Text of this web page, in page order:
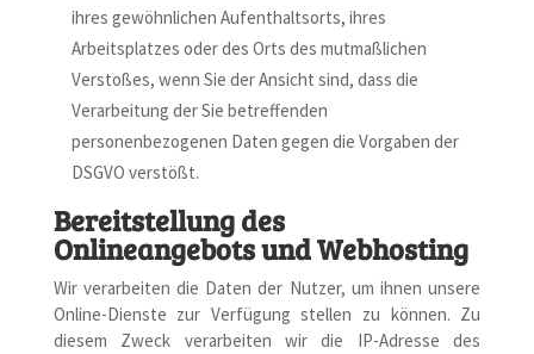
ihres gewöhnlichen Aufenthaltsorts, ihres
Arbeitsplatzes oder des Orts des mutmaßlichen
Verstoßes, wenn Sie der Ansicht sind, dass die
Verarbeitung der Sie betreffenden
personenbezogenen Daten gegen die Vorgaben der
DSGVO verstößt.
Bereitstellung des
Onlineangebots und Webhosting
Wir verarbeiten die Daten der Nutzer, um ihnen unsere
Online-Dienste zur Verfügung stellen zu können. Zu
diesem Zweck verarbeiten wir die IP-Adresse des